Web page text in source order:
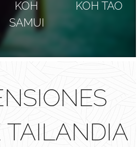
KOH
SAMUI
KOH TAO
TAILANDIA